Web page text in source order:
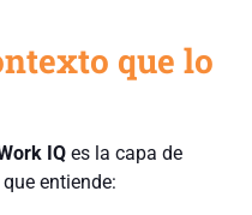
que lo
IQ es la capa de
entiende: